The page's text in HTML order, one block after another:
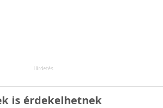
is érdekelhetnek